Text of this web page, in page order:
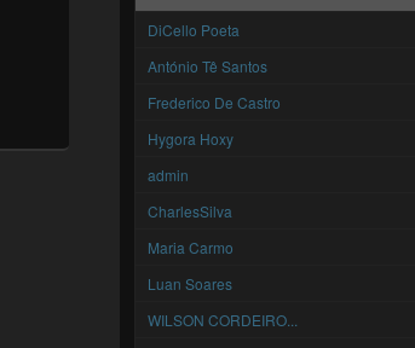
DiCello Poeta
António Tê Santos
Frederico De Castro
Hygora Hoxy
admin
CharlesSilva
Maria Carmo
Luan Soares
WILSON CORDEIRO...